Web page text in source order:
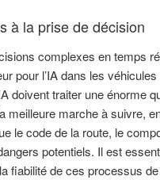
à la prise de décision
complexes en temps
pour l’IA dans les
doivent traiter une énorme
meilleure marche à suivre,
le code de la route, le
potentiels. Il est
fiabilité de ces processus